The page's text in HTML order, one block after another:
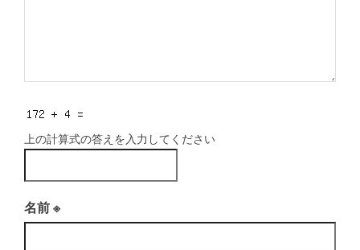
上の計算式の答えを入力してください
名前※